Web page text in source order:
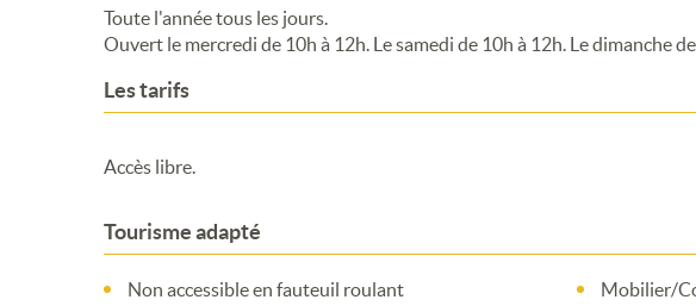
Toute l'année tous les jours.
Ouvert le mercredi de 10h à 12h. Le samedi de 10h à 12h. Le dimanche
Les tarifs
Accès libre.
Tourisme adapté
Non accessible en fauteuil roulant
Mobilier/